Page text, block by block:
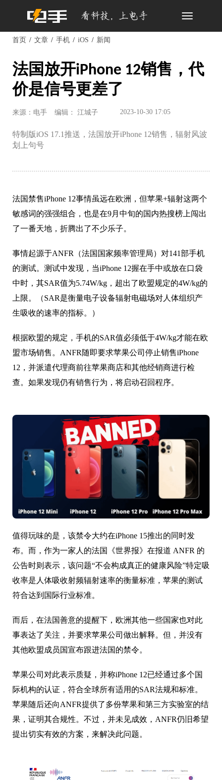
Toggle
首页 文章 手机 iOS 新闻
法国放开iPhone 12销售，代
价是信号更差了
来源：电手 编辑： 江城子 2023-10-30 17:05
特制版iOS 17.1推送，法国放开iPhone 12销售，辐射风波
划上句号
法国禁售iPhone 12事情虽远在欧洲，但苹果+辐射这两个
敏感词的强强组合，也是在9月中旬的国内热搜榜上闯出
了一番天地，折腾出了不少乐子。
事情起源于ANFR（法国国家频率管理局）对141部手机
的测试。测试中发现，当iPhone 12握在手中或放在口袋
中时，其SAR值为5.74W/kg，超出了欧盟规定的4W/kg的
上限。（SAR是衡量电子设备辐射电磁场对人体组织产
生吸收的速率的指标。）
根据欧盟的规定，手机的SAR值必须低于4W/kg才能在欧
盟市场销售。ANFR随即要求苹果公司停止销售iPhone
12，并派遣代理商前往苹果商店和其他经销商进行检
查。如果发现仍有销售行为，将启动召回程序。
值得玩味的是，该禁令大约在iPhone 15推出的同时发
布。而，作为一家人的法国《世界报》在报道 ANFR 的
公告时则表示，该问题“不会构成真正的健康风险”特定吸
收率是人体吸收射频辐射速率的衡量标准，苹果的测试
符合达到国际行业标准。
而后，在法国善意的提醒下，欧洲其他一些国家也对此
事表达了关注，并要求苹果公司做出解释。但，并没有
其他欧盟成员国宣布跟进法国的禁令。
苹果公司对此表示质疑，并称iPhone 12已经通过多个国
际机构的认证，符合全球所有适用的SAR法规和标准。
苹果随后还向ANFR提供了多份苹果和第三方实验室的结
果，证明其合规性。不过，并未见成效，ANFR仍旧希望
提出切实有效的方案，来解决此问题。